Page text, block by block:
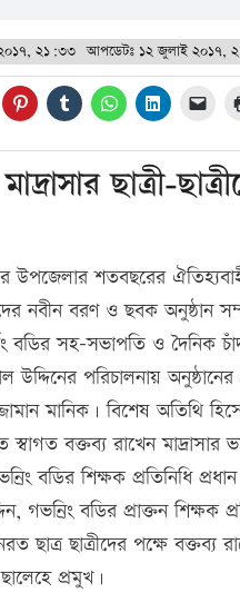
২১:৩৩ আপডেটঃ ১২ জুলাই ২০১৭,
ছাত্রী-
উপজেলার শতবছরের
নবীন বরণ ও ছবক অনুষ্ঠান
বডির সহ-সভাপতি ও
পরিচালনায়
মানিক। বিশেষ অতিথি
বক্তব্য রাখেন মাদ্রাসার
বডির শিক্ষক প্রতিনিধি
গভনির্ং বডির প্রাক্তন
ছাত্র ছাত্রীদের পক্ষে
প্রমুখ।